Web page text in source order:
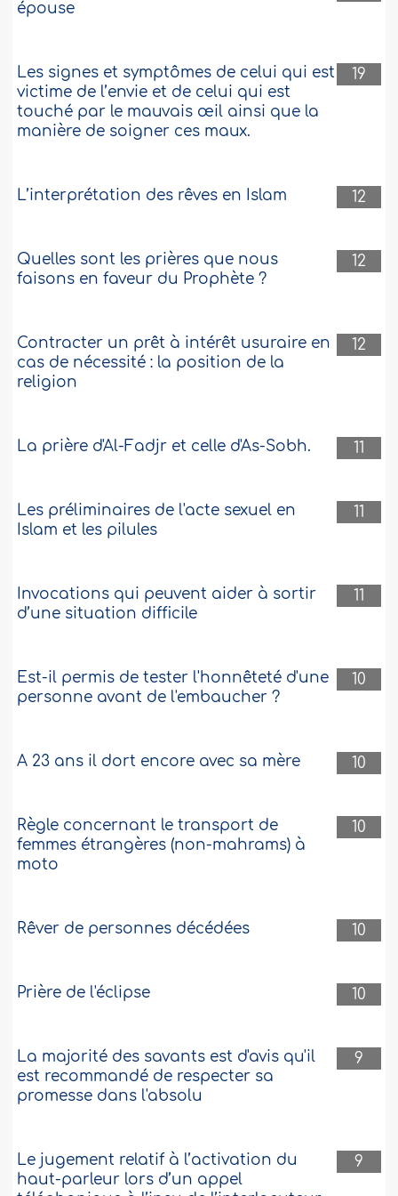
comme condition de mariage à ce que le
c’est elle qui assume les frais de ces
noces parce que le mari est pauvre...
Plus
60239
Elle s’est mariée avec un autre homme
dans le but de pouvoir se remarier avec le
Une femme a été divorcée à trois
reprises par son mari; elle a voulu se
se remarier légalement avec son premier
mari. Le second mari n'était pas au
courant de son intention. Après la
consommation du mariage, elle a
62189
épouse
19
Les signes et symptômes de celui qui est
victime de l’envie et de celui qui est
touché par le mauvais œil ainsi que la
manière de soigner ces maux.
12
L’interprétation des rêves en Islam
12
Quelles sont les prières que nous
faisons en faveur du Prophète ?
12
Contracter un prêt à intérêt usuraire en
cas de nécessité : la position de la
religion
11
La prière d'Al-Fadjr et celle d'As-Sobh.
11
Les préliminaires de l'acte sexuel en
Islam et les pilules
11
Invocations qui peuvent aider à sortir
d’une situation difficile
10
Est-il permis de tester l'honnêteté d'une
personne avant de l'embaucher ?
10
A 23 ans il dort encore avec sa mère
10
Règle concernant le transport de
femmes étrangères (non-mahrams) à
moto
10
Rêver de personnes décédées
10
Prière de l'éclipse
9
La majorité des savants est d'avis qu'il
est recommandé de respecter sa
promesse dans l'absolu
9
Le jugement relatif à l’activation du
haut-parleur lors d’un appel